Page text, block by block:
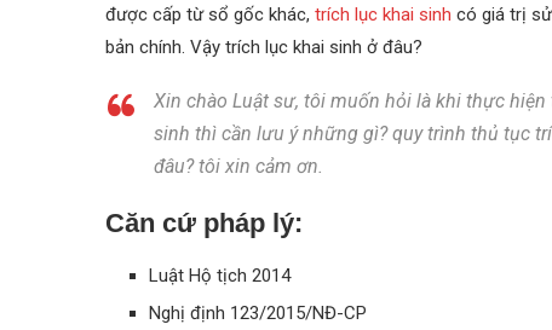
được cấp từ sổ gốc khác, trích lục khai sinh có giá trị
bản chính. Vậy trích lục khai sinh ở đâu?
Xin chào Luật sư, tôi muốn hỏi là khi thực
sinh thì cần lưu ý những gì? quy trình thủ tục
đâu? tôi xin cảm ơn.
Căn cứ pháp lý:
Luật Hộ tịch 2014
Nghị định 123/2015/NĐ-CP